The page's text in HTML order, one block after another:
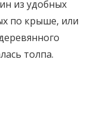
из удобных
по крыше, или
толпа.